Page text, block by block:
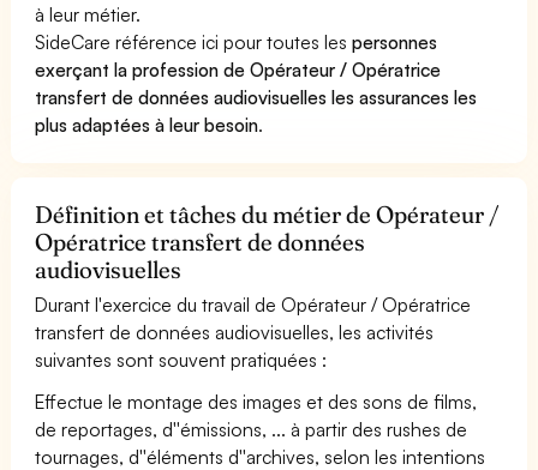
à leur métier.
SideCare référence ici pour toutes lespersonnes
exerçant la profession de Opérateur / Opératrice
transfert de données audiovisuelles les assurances les
plus adaptées à leur besoin.
Définition et tâches du métier de Opérateur /
Opératrice transfert de données
audiovisuelles
Durant l'exercice du travail de Opérateur / Opératrice
transfert de données audiovisuelles, les activités
suivantes sont souvent pratiquées :
Effectue le montage des images et des sons de films,
de reportages, d''émissions, ... à partir des rushes de
tournages, d''éléments d''archives, selon les intentions